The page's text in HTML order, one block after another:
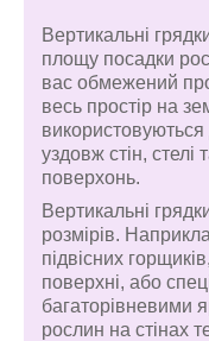
Вертикальні
площу посадки
вас обмежений
весь простір на
уздовж стін, стелі
поверхонь.
Вертикальні
розмірів.
підвісних
поверхні, або
багаторівневими
рослин на стінах